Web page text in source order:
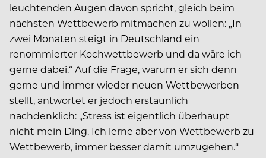
leuchtenden Augen davon spricht, gleich beim
nächsten Wettbewerb mitmachen zu wollen: „In
zwei Monaten steigt in Deutschland ein
renommierter Kochwettbewerb und da wäre ich
gerne dabei.“ Auf die Frage, warum er sich denn
gerne und immer wieder neuen Wettbewerben
stellt, antwortet er jedoch erstaunlich
nachdenklich: „Stress ist eigentlich überhaupt
nicht mein Ding. Ich lerne aber von Wettbewerb zu
Wettbewerb, immer besser damit umzugehen.“